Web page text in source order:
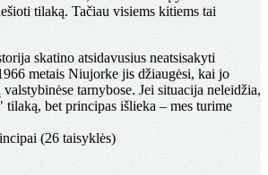
tilaką. Tačiau visiems kitiems tai
skatino atsidavusius neatsisakyti
metais Niujorke jis džiaugėsi, kai jo
tarnybose. Jei situacija neleidžia,
tilaką, bet principas išlieka – mes turime
(26 taisyklės)